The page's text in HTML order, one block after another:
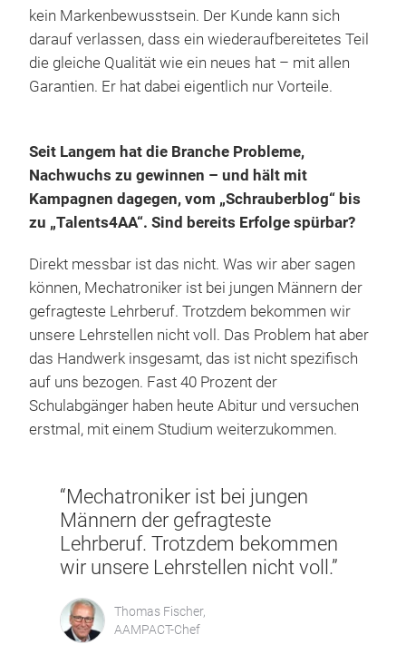
kein Markenbewusstsein. Der Kunde kann sich
darauf verlassen, dass ein wiederaufbereitetes Teil
die gleiche Qualität wie ein neues hat – mit allen
Garantien. Er hat dabei eigentlich nur Vorteile.
Seit Langem hat die Branche Probleme,
Nachwuchs zu gewinnen – und hält mit
Kampagnen dagegen, vom „Schrauberblog“ bis
zu „Talents4AA“. Sind bereits Erfolge spürbar?
Direkt messbar ist das nicht. Was wir aber sagen
können, Mechatroniker ist bei jungen Männern der
gefragteste Lehrberuf. Trotzdem bekommen wir
unsere Lehrstellen nicht voll. Das Problem hat aber
das Handwerk insgesamt, das ist nicht spezifisch
auf uns bezogen. Fast 40 Prozent der
Schulabgänger haben heute Abitur und versuchen
erstmal, mit einem Studium weiterzukommen.
“Mechatroniker ist bei jungen
Männern der gefragteste
Lehrberuf. Trotzdem bekommen
wir unsere Lehrstellen nicht voll.”
Thomas Fischer,
AAMPACT-Chef